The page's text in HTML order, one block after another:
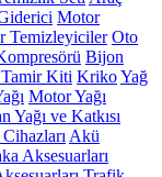
Motor
Temizleyiciler Oto
Bijon
Kiti KrikoYağ
Motor Yağı
Yağı ve Katkısı
Akü
Aksesuarları